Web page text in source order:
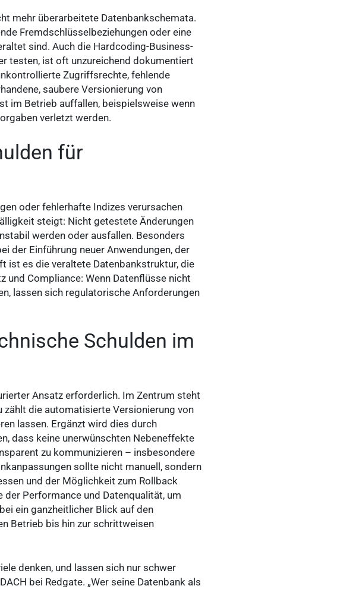
mehr überarbeitete Datenbankschemata.
Fremdschlüsselbeziehungen oder eine
sind. Auch die Hardcoding-Business-
testen, ist oft unzureichend dokumentiert
Zugriffsrechte, fehlende
saubere Versionierung von
im Betrieb auffallen, beispielsweise wenn
verletzt werden.
für
oder fehlerhafte Indizes verursachen
steigt: Nicht getestete Änderungen
werden oder ausfallen. Besonders
der Einführung neuer Anwendungen, der
ist es die veraltete Datenbankstruktur, die
und Compliance: Wenn Datenflüsse nicht
lassen sich regulatorische Anforderungen
Schulden im
Ansatz erforderlich. Im Zentrum steht
zählt die automatisierte Versionierung von
lassen. Ergänzt wird dies durch
dass keine unerwünschten Nebeneffekte
zu kommunizieren – insbesondere
sollte nicht manuell, sondern
und der Möglichkeit zum Rollback
Performance und Datenqualität, um
ein ganzheitlicher Blick auf den
Betrieb bis hin zur schrittweisen
denken, und lassen sich nur schwer
bei Redgate. „Wer seine Datenbank als